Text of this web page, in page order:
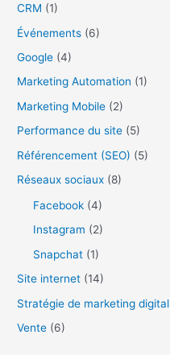
c
h
e
r
:
CRM (1)
Événements (6)
Google (4)
Marketing Automation (1)
Marketing Mobile (2)
Performance du site (5)
Référencement (SEO) (5)
Réseaux sociaux (8)
Facebook (4)
Instagram (2)
Snapchat (1)
Site internet (14)
Stratégie de marketing digital
Vente (6)